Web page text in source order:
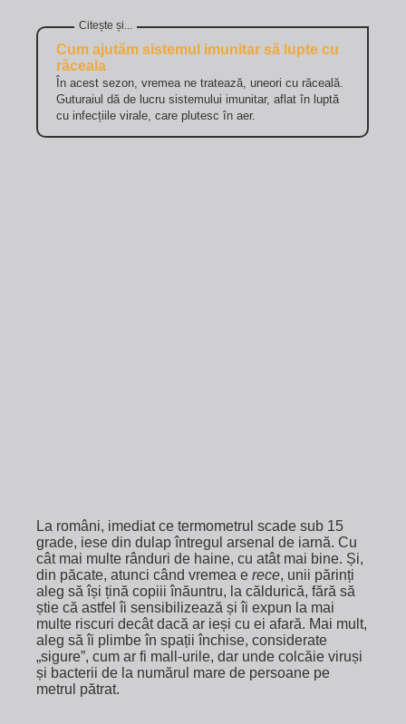
Cum ajutăm sistemul imunitar să lupte cu
răceala
În acest sezon, vremea ne tratează, uneori cu răceală.
Guturaiul dă de lucru sistemului imunitar, aflat în luptă
cu infecțiile virale, care plutesc în aer.
La români, imediat ce termometrul scade sub 15
grade, iese din dulap întregul arsenal de iarnă. Cu
cât mai multe rânduri de haine, cu atât mai bine. Și,
din păcate, atunci când vremea e rece, unii părinți
aleg să își țină copiii înăuntru, la căldurică, fără să
știe că astfel îi sensibilizează și îi expun la mai
multe riscuri decât dacă ar ieși cu ei afară. Mai mult,
aleg să îi plimbe în spații închise, considerate
„sigure”, cum ar fi mall-urile, dar unde colcăie viruși
și bacterii de la numărul mare de persoane pe
metrul pătrat.